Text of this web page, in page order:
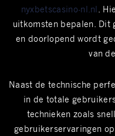
nyxbetscasino-nl.nl
.
uitkomsten bepalen. Dit
en doorlopend wordt
van
Naast de technische
in de totale
technieken zoals
gebruikerservaringen